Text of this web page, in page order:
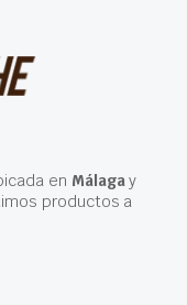
en Málagay
productos a